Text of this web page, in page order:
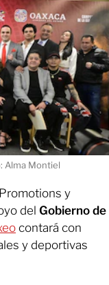
Alma Montiel
y
del Gobierno de
contará con
y deportivas